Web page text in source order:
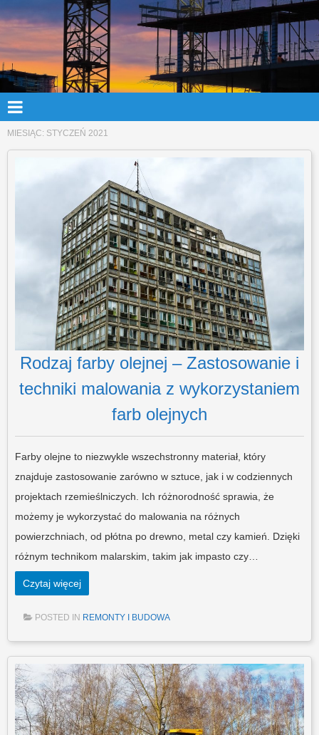
MIESIĄC: STYCZEŃ 2021
Rodzaj farby olejnej – Zastosowanie i
techniki malowania z wykorzystaniem
farb olejnych
Farby olejne to niezwykle wszechstronny materiał, który
znajduje zastosowanie zarówno w sztuce, jak i w codziennych
projektach rzemieślniczych. Ich różnorodność sprawia, że
możemy je wykorzystać do malowania na różnych
powierzchniach, od płótna po drewno, metal czy kamień. Dzięki
różnym technikom malarskim, takim jak impasto czy…
Czytaj więcej
POSTED IN REMONTY I BUDOWA